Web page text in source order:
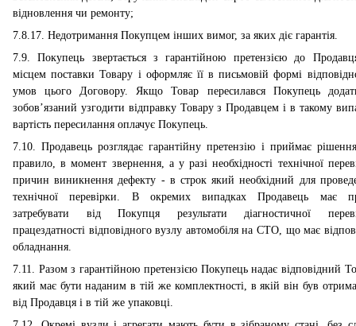
відновлення чи ремонту;
7.8.17. Недотримання Покупцем інших вимог, за яких діє гарантія.
7.9. Покупець звертається з гарантійною претензією до
місцем поставки Товару і оформляє її в письмовій формі
умов цього Договору. Якщо Товар пересилався Покупець
зобов’язаний узгодити відправку Товару з Продавцем і в такому
вартість пересилання оплачує Покупець.
7.10. Продавець розглядає гарантійну претензію і приймає
правило, в момент звернення, а у разі необхідності технічної
причин виникнення дефекту - в строк який необхідний для
технічної перевірки. В окремих випадках Продавець має
затребувати від Покупця результати діагностичної
працездатності відповідного вузлу автомобіля на СТО, що має
обладнання.
7.11. Разом з гарантійною претензією Покупець надає відповідний
який має бути наданим в тій же комплектності, в якій він був
від Продавця і в тій же упаковці.